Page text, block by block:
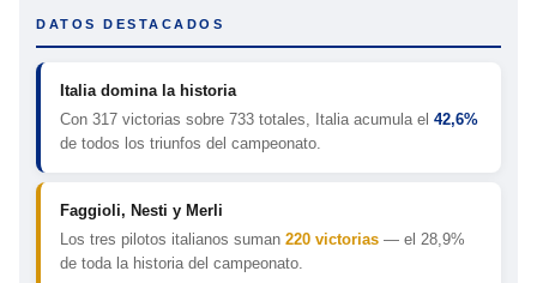
DATOS DESTACADOS
Italia domina la historia
Con 317 victorias sobre 733 totales, Italia acumula el 42,6%
de todos los triunfos del campeonato.
Faggioli, Nesti y Merli
Los tres pilotos italianos suman 220 victorias — el 28,9%
de toda la historia del campeonato.